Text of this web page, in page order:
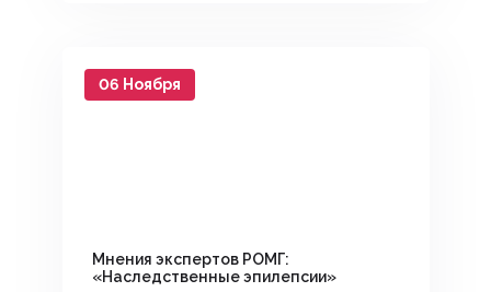
06 Ноября
Мнения экспертов РОМГ:
«Наследственные эпилепсии»